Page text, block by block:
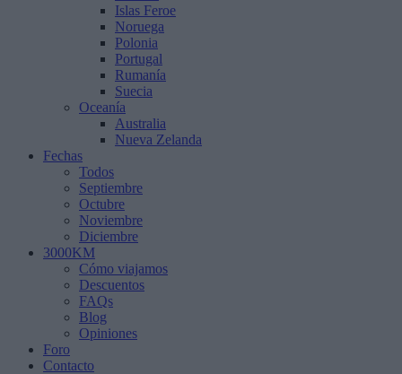
Islas Feroe
Noruega
Polonia
Portugal
Rumanía
Suecia
Oceanía
Australia
Nueva Zelanda
Fechas
Todos
Septiembre
Octubre
Noviembre
Diciembre
3000KM
Cómo viajamos
Descuentos
FAQs
Blog
Opiniones
Foro
Contacto